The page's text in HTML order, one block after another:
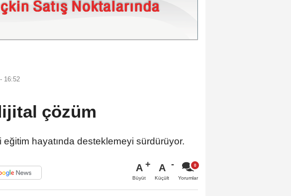
16:52
çözüm
hayatında desteklemeyi sürdürüyor.
A
Büyüt
A
Küçült Yorumlar